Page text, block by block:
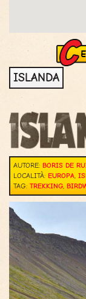
ISLANDA
AUTORE: BORIS DE
LOCALITÀ: EUROPA,
TAG: TREKKING,